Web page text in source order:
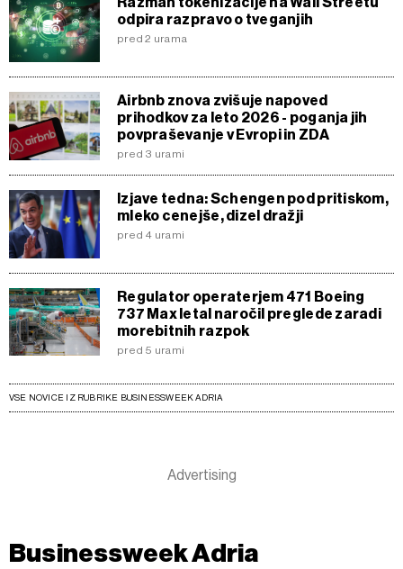
odpira razpravo o tveganjih
pred 2 urama
Airbnb znova zvišuje napoved
prihodkov za leto 2026 - poganja jih
povpraševanje v Evropi in ZDA
pred 3 urami
Izjave tedna: Schengen pod pritiskom,
mleko cenejše, dizel dražji
pred 4 urami
Regulator operaterjem 471 Boeing
737 Max letal naročil preglede zaradi
morebitnih razpok
pred 5 urami
VSE NOVICE IZ RUBRIKE BUSINESSWEEK ADRIA
Businessweek Adria